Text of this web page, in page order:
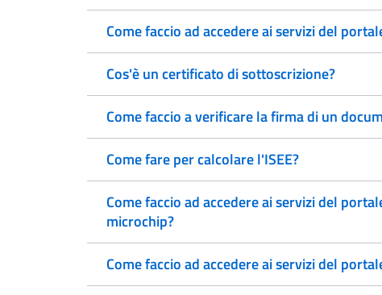
Come faccio ad accedere ai servizi del
Cos'è un certificato di sottoscrizione?
Come faccio a verificare la firma di un
Come fare per calcolare l'ISEE?
Come faccio ad accedere ai servizi del
microchip?
Come faccio ad accedere ai servizi del